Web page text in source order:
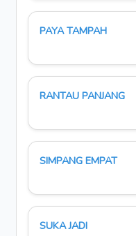
PAYA TAMPAH
RANTAU PANJANG
SIMPANG EMPAT
SUKA JADI